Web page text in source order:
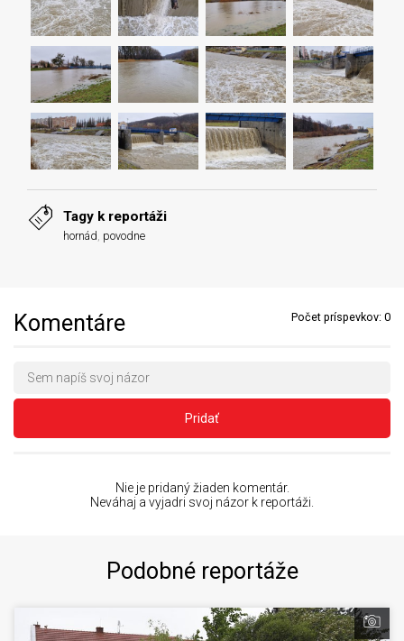
Tagy k reportáži
hornád povodne
Komentáre Počet príspevkov: 0
Pridať
Nie je pridaný žiaden komentár.
Neváhaj a vyjadri svoj názor k reportáži.
Podobné reportáže